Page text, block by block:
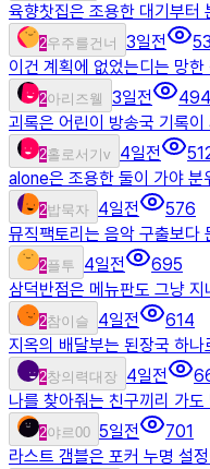
육향찻집은 조용한 대기부터
2우주를건너 3일전
이건 계획에 없었는디는 망
2아리즈웰 3일전
494
괴록은 어린이 방송국 기록
2홀로서기v 4일전
alone은 조용한 둘이 가야 분
2밥묵자 4일전
576
뮤직팩토리는 음악 구출보다
2플투 4일전
695
삼덕반점은 메뉴판도 그냥
2참이슬 4일전
614
지옥의 배달부는 된장국 하
2창의력대장 4일전
나를 찾아줘는 친구끼리 가
2야르00 5일전
701
라스트 갬블은 포커 누명 설